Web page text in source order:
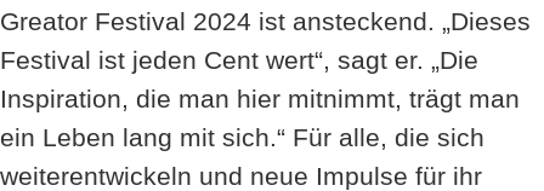
Greator Festival 2024 ist ansteckend. „Dieses
Festival ist jeden Cent wert“, sagt er. „Die
Inspiration, die man hier mitnimmt, trägt man
ein Leben lang mit sich.“ Für alle, die sich
weiterentwickeln und neue Impulse für ihr